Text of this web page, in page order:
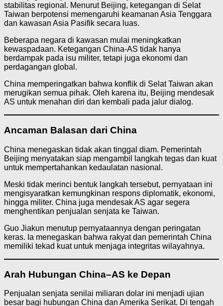
stabilitas regional. Menurut Beijing, ketegangan di Selat
Taiwan berpotensi memengaruhi keamanan Asia Tenggara
dan kawasan Asia Pasifik secara luas.
Beberapa negara di kawasan mulai meningkatkan
kewaspadaan. Ketegangan China-AS tidak hanya
berdampak pada isu militer, tetapi juga ekonomi dan
perdagangan global.
China memperingatkan bahwa konflik di Selat Taiwan akan
merugikan semua pihak. Oleh karena itu, Beijing mendesak
AS untuk menahan diri dan kembali pada jalur dialog.
Ancaman Balasan dari China
China menegaskan tidak akan tinggal diam. Pemerintah
Beijing menyatakan siap mengambil langkah tegas dan kuat
untuk mempertahankan kedaulatan nasional.
Meski tidak merinci bentuk langkah tersebut, pernyataan ini
mengisyaratkan kemungkinan respons diplomatik, ekonomi,
hingga militer. China juga mendesak AS agar segera
menghentikan penjualan senjata ke Taiwan.
Guo Jiakun menutup pernyataannya dengan peringatan
keras. Ia menegaskan bahwa rakyat dan pemerintah China
memiliki tekad kuat untuk menjaga integritas wilayahnya.
Arah Hubungan China–AS ke Depan
Penjualan senjata senilai miliaran dolar ini menjadi ujian
besar bagi hubungan China dan Amerika Serikat. Di tengah